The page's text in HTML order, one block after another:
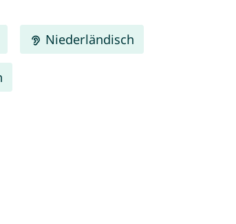
Niederländisch